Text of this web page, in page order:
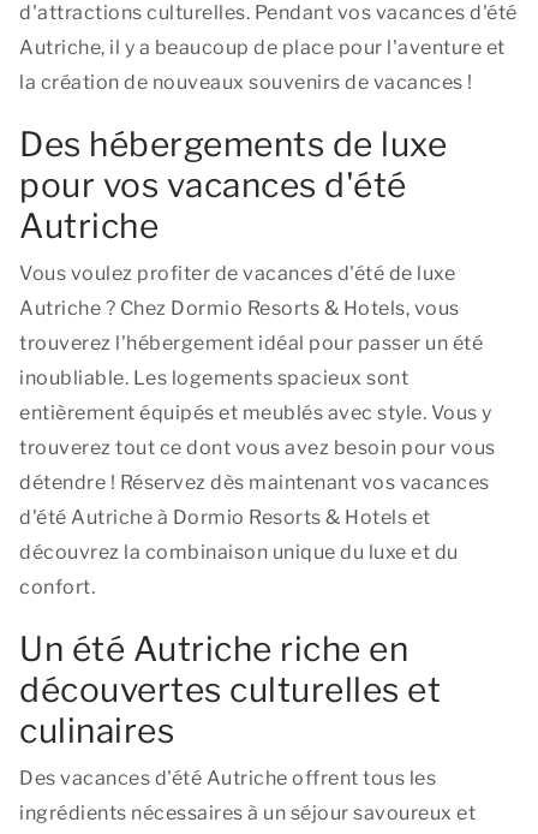
d'attractions culturelles. Pendant vos vacances d'été
Autriche, il y a beaucoup de place pour l'aventure et
la création de nouveaux souvenirs de vacances !
Des hébergements de luxe
pour vos vacances d'été
Autriche
Vous voulez profiter de vacances d'été de luxe
Autriche ? Chez Dormio Resorts & Hotels, vous
trouverez l'hébergement idéal pour passer un été
inoubliable. Les logements spacieux sont
entièrement équipés et meublés avec style. Vous y
trouverez tout ce dont vous avez besoin pour vous
détendre ! Réservez dès maintenant vos vacances
d'été Autriche à Dormio Resorts & Hotels et
découvrez la combinaison unique du luxe et du
confort.
Un été Autriche riche en
découvertes culturelles et
culinaires
Des vacances d'été Autriche offrent tous les
ingrédients nécessaires à un séjour savoureux et